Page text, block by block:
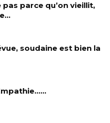
pas parce qu’on vieillit,
soudaine est bien la